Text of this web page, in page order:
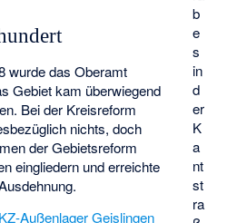
b
e
s
in
d
er
K
a
nt
st
ra
wurde das Oberamt
Gebiet kam überwiegend
Bei der Kreisreform
nichts, doch
der Gebietsreform
eingliedern und erreichte
KZ-Außenlager Geislingen